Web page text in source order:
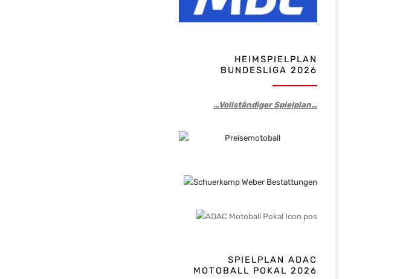
HEIMSPIELPLAN
BUNDESLIGA 2026
…Vollständiger Spielplan…
SPIELPLAN ADAC
MOTOBALL POKAL 2026